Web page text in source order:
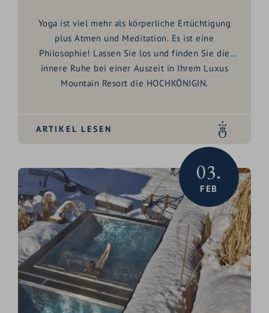
Yoga ist viel mehr als körperliche Ertüchtigung
plus Atmen und Meditation. Es ist eine
Philosophie! Lassen Sie los und finden Sie die
innere Ruhe bei einer Auszeit in Ihrem Luxus
Mountain Resort die HOCHKÖNIGIN.
ARTIKEL LESEN
03.
FEB